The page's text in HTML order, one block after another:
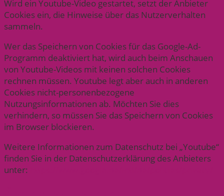
Wird ein Youtube-Video gestartet, setzt der Anbieter
Cookies ein, die Hinweise über das Nutzerverhalten
sammeln.
Wer das Speichern von Cookies für das Google-Ad-
Programm deaktiviert hat, wird auch beim Anschauen
von Youtube-Videos mit keinen solchen Cookies
rechnen müssen. Youtube legt aber auch in anderen
Cookies nicht-personenbezogene
Nutzungsinformationen ab. Möchten Sie dies
verhindern, so müssen Sie das Speichern von Cookies
im Browser blockieren.
Weitere Informationen zum Datenschutz bei „Youtube“
finden Sie in der Datenschutzerklärung des Anbieters
unter: